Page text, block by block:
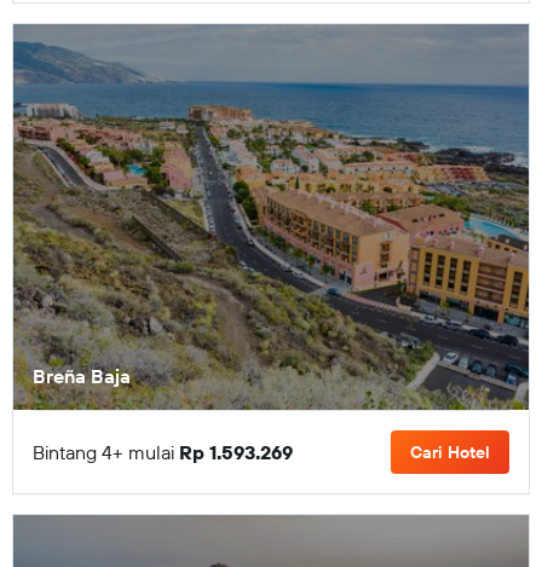
Breña Baja
Bintang 4+ mulai Rp 1.593.269 Cari Hotel